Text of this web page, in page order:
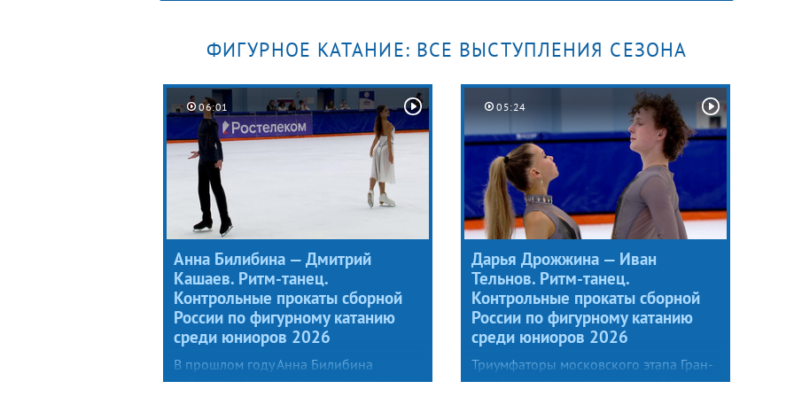
на старте серии).
ФИГУРНОЕ КАТАНИЕ: ВСЕ ВЫСТУПЛЕНИЯ СЕЗОНА
06:01
Анна Билибина — Дмитрий
Кашаев. Ритм-танец.
Контрольные прокаты сборной
России по фигурному катанию
среди юниоров 2026
В прошлом году Анна Билибина
и Дмитрий Кашаев показали свой
05:24
Дарья Дрожжина — Иван
Тельнов. Ритм-танец.
Контрольные прокаты сборной
России по фигурному катанию
среди юниоров 2026
Триумфаторы московского этапа Гран-
при России прошлого сезона Дарья